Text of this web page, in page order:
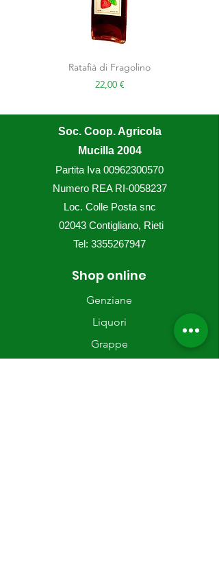
Ratafià di Fragolino
Prezzo
22,00 €
Soc. Coop. Agricola
Mucilla 2004
Partita Iva 00962300570
Numero REA RI-0058237
Loc. Colle Posta snc
02043 Contigliano, Rieti
Tel: 3355267947
Shop online
Genziane
Liquori
Grappe